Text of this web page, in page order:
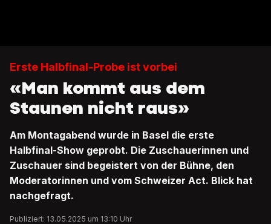
Erste Halbfinal-Probe ist vorbei
«Man kommt aus dem
Staunen nicht raus»
Am Montagabend wurde in Basel die erste
Halbfinal-Show geprobt. Die Zuschauerinnen und
Zuschauer sind begeistert von der Bühne, den
Moderatorinnen und vom Schweizer Act. Blick hat
nachgefragt.
Publiziert: 13.05.2025 um 13:10 Uhr